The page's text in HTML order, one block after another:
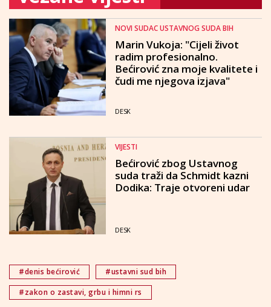
NOVI SUDAC USTAVNOG SUDA BIH
Marin Vukoja: "Cijeli život
radim profesionalno.
Bećirović zna moje kvalitete i
čudi me njegova izjava"
DESK
VIJESTI
Bećirović zbog Ustavnog
suda traži da Schmidt kazni
Dodika: Traje otvoreni udar
DESK
#denis bećirović
#ustavni sud bih
#zakon o zastavi, grbu i himni rs